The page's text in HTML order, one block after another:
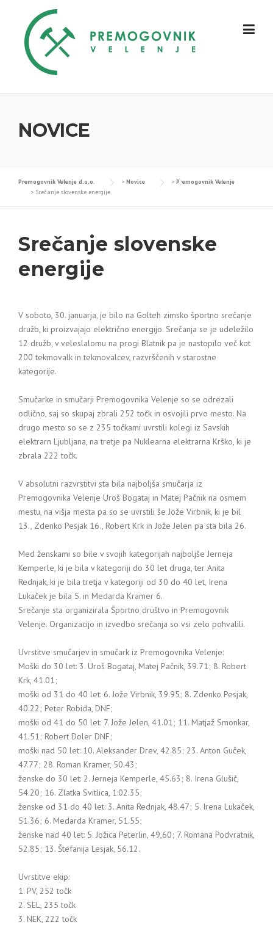
content
NOVICE
Premogovnik Velenje d.o.o. > Novice > Premogovnik Velenje
> Srečanje slovenske energije
Srečanje slovenske
energije
V soboto, 30. januarja, je bilo na Golteh zimsko športno srečanje
družb, ki proizvajajo električno energijo. Srečanja se je udeležilo
12 družb, v veleslalomu na progi Blatnik pa je nastopilo več kot
200 tekmovalk in tekmovalcev, razvrščenih v starostne
kategorije.
Smučarke in smučarji Premogovnika Velenje so se odrezali
odlično, saj so skupaj zbrali 252 točk in osvojili prvo mesto. Na
drugo mesto so se z 235 točkami uvrstili kolegi iz Savskih
elektrarn Ljubljana, na tretje pa Nuklearna elektrarna Krško, ki je
zbrala 222 točk.
V absolutni razvrstitvi sta bila najboljša smučarja iz
Premogovnika Velenje Uroš Bogataj in Matej Pačnik na osmem
mestu, na višja mesta pa so se uvrstili še Jože Virbnik, ki je bil
13., Zdenko Pesjak 16., Robert Krk in Jože Jelen pa sta bila 26.
Med ženskami so bile v svojih kategorijah najboljše Jerneja
Kemperle, ki je bila v kategoriji do 30 let druga, ter Anita
Rednjak, ki je bila tretja v kategoriji od 30 do 40 let, Irena
Lukaček je bila 5. in Medarda Kramer 6.
Srečanje sta organizirala Športno društvo in Premogovnik
Velenje. Organizacijo in izvedbo srečanja so vsi zelo pohvalili.
Uvrstitve smučarjev in smučark iz Premogovnika Velenje:
Moški do 30 let: 3. Uroš Bogataj, Matej Pačnik, 39.71; 8. Robert
Krk, 41.01;
moški od 31 do 40 let: 6. Jože Virbnik, 39.95; 8. Zdenko Pesjak,
40.22; Peter Robida, DNF;
moški od 41 do 50 let: 7. Jože Jelen, 41.01; 11. Matjaž Smonkar,
41.51; Robert Doler DNF;
moški nad 50 let: 10. Aleksander Drev, 42.85; 23. Anton Guček,
47.77; 28. Roman Kramer, 50.43;
ženske do 30 let: 2. Jerneja Kemperle, 45.63; 8. Irena Glušič,
54.20; 16. Zlatka Svitlica, 1:02.35;
ženske od 31 do 40 let: 3. Anita Rednjak, 48.47; 5. Irena Lukaček,
51.36; 6. Medarda Kramer, 51.55;
ženske nad 40 let: 5. Jožica Peterlin, 49,60; 7. Romana Podvratnik,
52.85; 13. Štefanija Lesjak, 56.12.
Uvrstitve ekip:
1. PV, 252 točk
2. SEL, 235 točk
3. NEK, 222 točk